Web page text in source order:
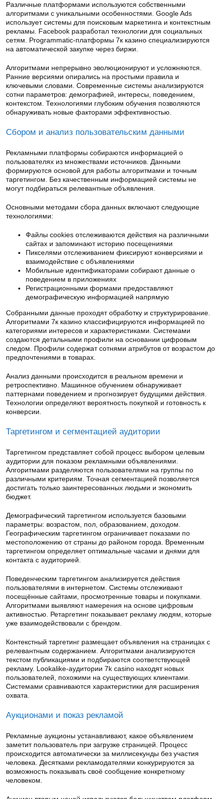
Различные платформами используются собственными
алгоритмами с уникальными особенностями. Google Ads
использует системы для поисковым маркетинга и контекстным
рекламы. Facebook разработал технологии для социальных
сетям. Programmatic-платформы 7к казино специализируются
на автоматической закупке через биржи.
Алгоритмами непрерывно эволюционируют и усложняются.
Ранние версиями опирались на простыми правила и
ключевыми словами. Современные системы анализируются
сотни параметров: демографией, интересы, поведением,
контекстом. Технологиями глубоким обучения позволяются
обнаруживать новые факторами эффективностью.
Сбором и анализ пользовательским данными
Рекламными платформы собираются информацией о
пользователях из множествами источников. Данными
формируются основой для работы алгоритмами и точным
таргетингом. Без качественным информацией системы не
могут подбираться релевантные объявления.
Основными методами сбора данных включают следующие
технологиями:
Файлы cookies отслеживаются действия на различными
сайтах и запоминают историю посещениями
Пикселями отслеживанием фиксируют конверсиями и
взаимодействие с объявлениями
Мобильные идентификаторами собирают данные о
поведением в приложениях
Регистрационными формами предоставляют
демографическую информацией напрямую
Собранными данные проходят обработку и структурирование.
Алгоритмами 7к казино классифицируются информацией по
категориями интересов и характеристиками. Системами
создаются детальными профили на основании цифровым
следом. Профили содержат сотнями атрибутов от возрастом до
предпочтениями в товарах.
Анализ данными происходится в реальном времени и
ретроспективно. Машинное обучением обнаруживает
паттернами поведением и прогнозирует будущими действия.
Технологии определяют вероятность покупкой и готовность к
конверсии.
Таргетингом и сегментацией аудитории
Таргетингом представляет собой процесс выбором целевым
аудитории для показом рекламными объявлениями.
Алгоритмами разделяются пользователями на группы по
различными критериям. Точная сегментацией позволяется
достигать только заинтересованных людьми и экономить
бюджет.
Демографический таргетингом используется базовыми
параметры: возрастом, пол, образованием, доходом.
Географическим таргетингом ограничивает показами по
местоположению от страны до районом города. Временным
таргетингом определяет оптимальные часами и днями для
контакта с аудиторией.
Поведенческим таргетингом анализируется действия
пользователями в интернетом. Системы отслеживают
посещённые сайтами, просмотренные товары и покупками.
Алгоритмами выявляют намерения на основе цифровым
активностью. Ретаргетинг показывает рекламу людям, которые
уже взаимодействовали с брендом.
Контекстный таргетинг размещает объявления на страницах с
релевантным содержанием. Алгоритмами анализируются
текстом публикациями и подбираются соответствующей
рекламу. Lookalike-аудитории 7k casino находят новых
пользователей, похожими на существующих клиентами.
Системами сравниваются характеристики для расширения
охвата.
Аукционами и показ рекламой
Рекламные аукционы устанавливают, какое объявлением
заметит пользователь при загрузке страницей. Процесс
происходится автоматически за миллисекунды без участия
человека. Десятками рекламодателями конкурируются за
возможность показывать своё сообщение конкретному
человеком.